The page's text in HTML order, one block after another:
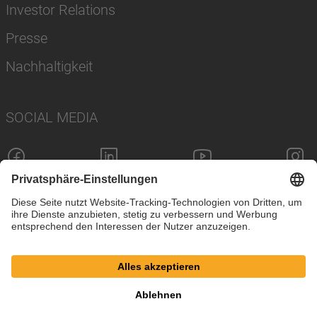
Investor Relations
Presse
Nachhaltigkeit
SOCIAL MEDIA
Datenschutz
Cookie-Einstellungen
AGB